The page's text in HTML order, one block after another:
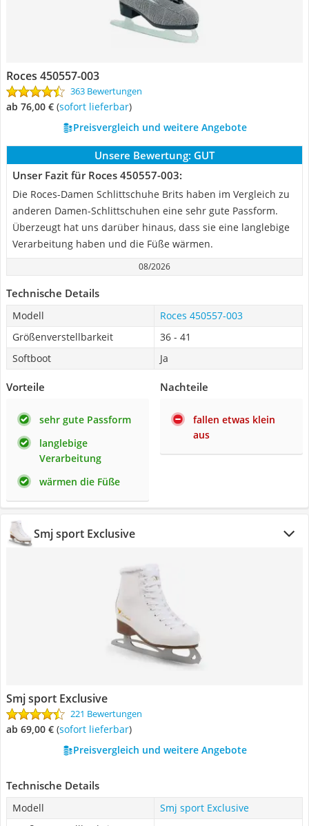
Roces ‎450557-003
363 Bewertungen
ab 76,00 € ( Sofort lieferbar)
Preisvergleich und weitere Angebote
Unsere Bewertung: GUT
Unser Fazit für Roces ‎450557-003:
Die Roces-Damen Schlittschuhe Brits haben im Vergleich zu
anderen Damen-Schlittschuhen eine sehr gute Passform.
Überzeugt hat uns darüber hinaus, dass sie eine langlebige
Verarbeitung haben und die Füße wärmen.
08/2026
Technische Details
Modell
Roces ‎450557-003
Größenverstellbarkeit
36 - 41
Softboot
Ja
Vorteile
sehr gute Passform
langlebige
Verarbeitung
wärmen die Füße
Nachteile
fallen etwas klein
aus
Smj sport Exclusive
Smj sport Exclusive
221 Bewertungen
ab 69,00 € ( Sofort lieferbar)
Preisvergleich und weitere Angebote
Technische Details
Modell
Smj sport Exclusive